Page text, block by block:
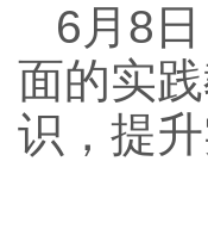
6月8
面的实
识，提